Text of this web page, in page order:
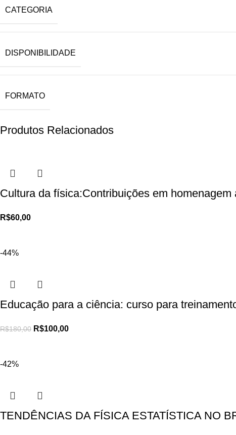
CATEGORIA
DISPONIBILIDADE
FORMATO
Produtos Relacionados
Cultura da física:Contribuições em
R$60,00
-44%
Educação para a ciência: curso para
R$180,00 R$100,00
-42%
TENDÊNCIAS DA FÍSICA ESTATÍSTICA NO